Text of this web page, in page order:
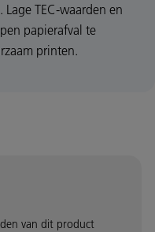
TEC-waarden en
papierafval te
printen.
van dit product